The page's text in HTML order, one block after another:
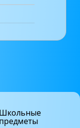
Школьные
предметы